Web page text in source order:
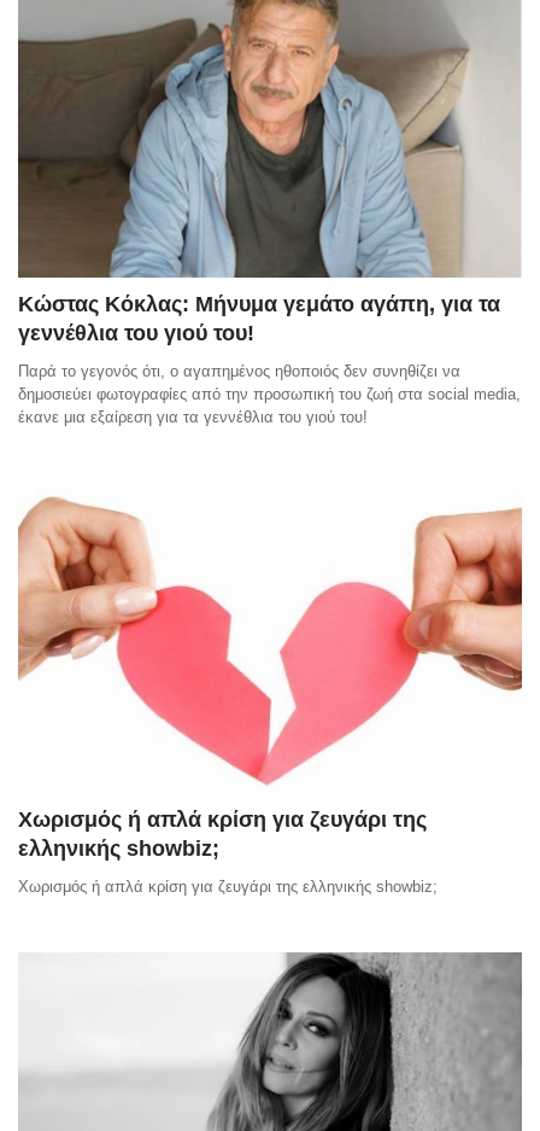
Κώστας Κόκλας: Μήνυμα γεμάτο αγάπη, για τα
γεννέθλια του γιού του!
Παρά το γεγονός ότι, ο αγαπημένος ηθοποιός δεν συνηθίζει να
δημοσιεύει φωτογραφίες από την προσωπική του ζωή στα social media,
έκανε μια εξαίρεση για τα γεννέθλια του γιού του!
Χωρισμός ή απλά κρίση για ζευγάρι της
ελληνικής showbiz;
Χωρισμός ή απλά κρίση για ζευγάρι της ελληνικής showbiz;